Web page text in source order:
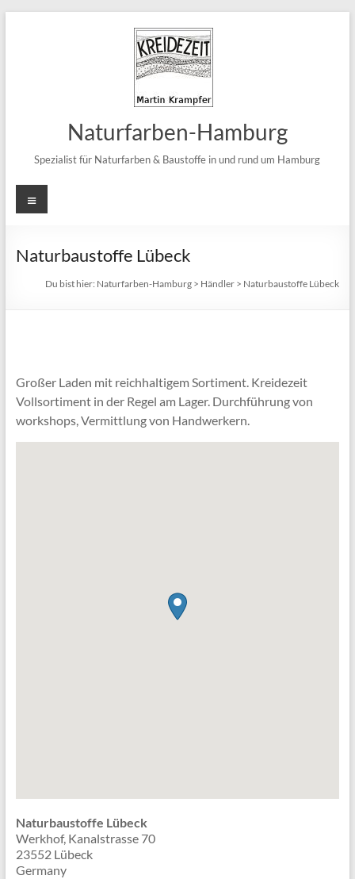
Naturfarben-Hamburg
Spezialist für Naturfarben & Baustoffe in und rund um Hamburg
Menü
Naturbaustoffe Lübeck
Du bist hier: Naturfarben-Hamburg > Händler > Naturbaustoffe Lübeck
Großer Laden mit reichhaltigem Sortiment. Kreidezeit
Vollsortiment in der Regel am Lager. Durchführung von
workshops, Vermittlung von Handwerkern.
Naturbaustoffe Lübeck
Werkhof, Kanalstrasse 70
23552 Lübeck
Germany